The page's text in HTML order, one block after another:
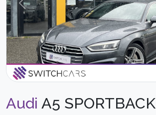
Previous
Audi A5 SPORTBACK